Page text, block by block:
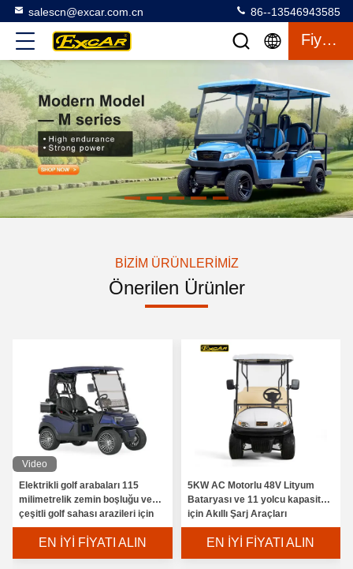
salescn@excar.com.cn 86--13546943585
Fiyat Teklifi
BIZIM ÜRÜNLERIMIZ
Önerilen Ürünler
Video
Elektrikli golf arabaları 115
milimetrelik zemin boşluğu ve
çeşitli golf sahası arazileri için
uygun kompakt boyutlarda
EN İYI FIYATI ALIN
5KW AC Motorlu 48V Lityum
Bataryası ve 11 yolcu kapasitesi
için Akıllı Şarj Araçları
EN İYI FIYATI ALIN